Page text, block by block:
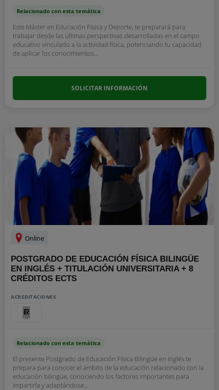
Relacionado con esta temática
Este Máster en Educación Física y Deporte, te preparará para
trabajar desde las últimas perspectivas desarrolladas en el campo
educativo vinculado a la actividad física, potenciando tu capacidad
de aplicar los conocimientos...
SOLICITAR INFORMACIÓN
Online
POSTGRADO DE EDUCACIÓN FÍSICA BILINGÜE
EN INGLÉS + TITULACIÓN UNIVERSITARIA + 8
CRÉDITOS ECTS
ACREDITACIONES
Relacionado con esta temática
El presente Postgrado de Educación Física Bilingüe en Inglés te
prepara para conocer el ámbito de la educación relacionado con la
educación bilingüe, conociendo los factores importantes para
impartirla y adaptándose...